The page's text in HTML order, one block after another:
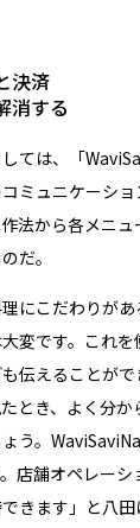
決済
消する
ては、「
ミュニケーシ
法から各メニ
だ。
にこだわりがあ
変です。これ
伝えることが
とき、よく分か
う。
店舗オペレー
きます」と八田